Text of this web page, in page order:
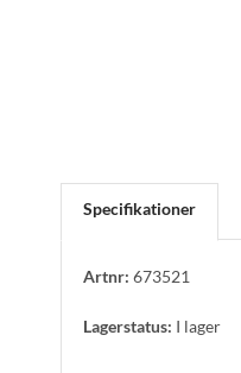
Specifikationer
Artnr: 673521
Lagerstatus: I lager